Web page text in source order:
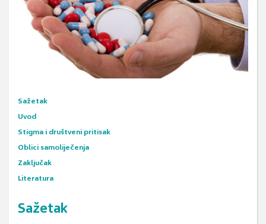
Sažetak
Uvod
Stigma i društveni pritisak
Oblici samoliječenja
Zaključak
Literatura
Sažetak